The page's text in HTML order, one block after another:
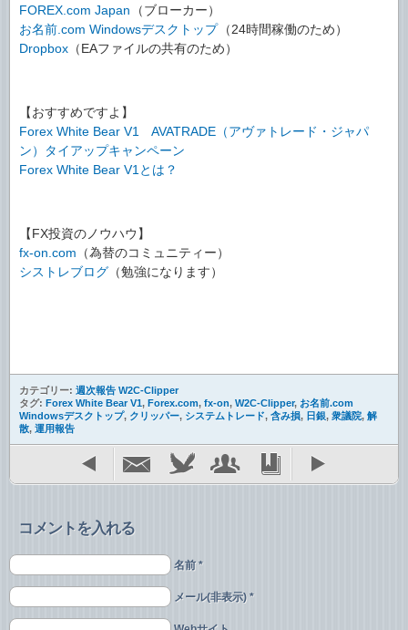
FOREX.com Japan
（ブローカー）
お名前.com Windowsデスクトップ （24時間稼働のため）
Dropbox （EAファイルの共有のため）
【おすすめですよ】
Forex White Bear V1 AVATRADE（アヴァトレード・ジャパ
ン）タイアップキャンペーン
Forex White Bear V1とは？
【FX投資のノウハウ】
fx-on.com （為替のコミュニティー）
シストレブログ （勉強になります）
カテゴリー: 週次報告 W2C-Clipper
タグ: Forex White Bear V1, Forex.com, fx-on, W2C-Clipper, お名前.com
Windowsデスクトップ, クリッパー, システムトレード, 含み損, 日銀, 衆議院, 解
散, 運用報告
コメントを入れる
名前 *
メール(非表示) *